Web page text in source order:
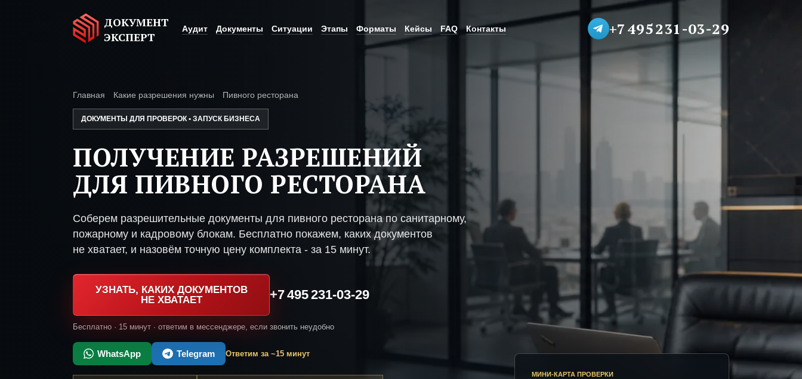
ДОКУМЕНТ
ЭКСПЕРТ
Аудит Документы Ситуации Этапы Форматы Кейсы FAQ Контакты +7 495 231-03-29
Главная Какие разрешения нужны Пивного ресторана
ДОКУМЕНТЫ ДЛЯ ПРОВЕРОК • ЗАПУСК БИЗНЕСА
ПОЛУЧЕНИЕ РАЗРЕШЕНИЙ
ДЛЯ ПИВНОГО РЕСТОРАНА
Соберем разрешительные документы для пивного ресторана по санитарному,
пожарному и кадровому блокам. Бесплатно покажем, каких документов
не хватает, и назовём точную цену комплекта - за 15 минут.
УЗНАТЬ, КАКИХ ДОКУМЕНТОВ
НЕ ХВАТАЕТ
+7 495 231-03-29
Бесплатно · 15 минут · ответим в мессенджере, если звонить неудобно
WhatsApp Telegram Ответим за ~15 минут
МИНИ-КАРТА ПРОВЕРКИ